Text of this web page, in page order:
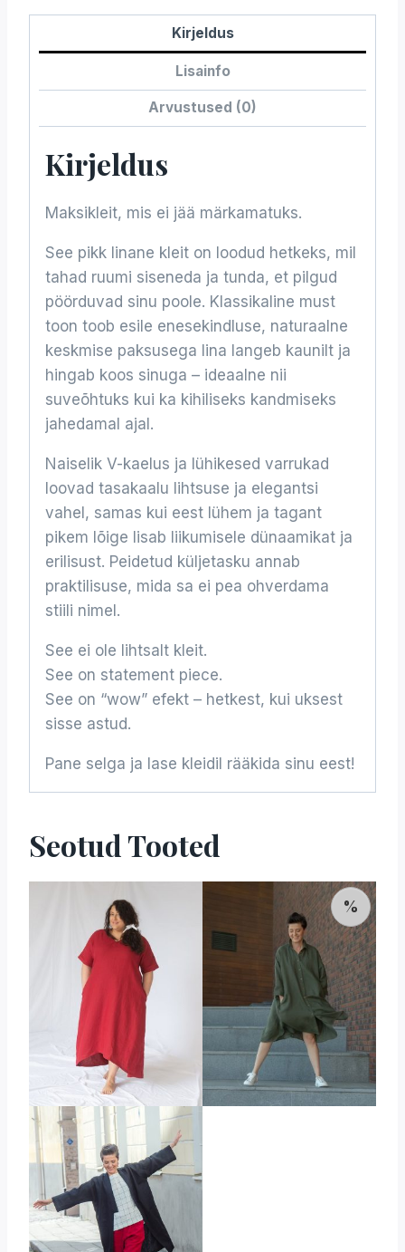
Kirjeldus
Lisainfo
Arvustused (0)
Kirjeldus
Maksikleit, mis ei jää märkamatuks.
See pikk linane kleit on loodud hetkeks, mil
tahad ruumi siseneda ja tunda, et pilgud
pöörduvad sinu poole. Klassikaline must
toon toob esile enesekindluse, naturaalne
keskmise paksusega lina langeb kaunilt ja
hingab koos sinuga – ideaalne nii
suveõhtuks kui ka kihiliseks kandmiseks
jahedamal ajal.
Naiselik V-kaelus ja lühikesed varrukad
loovad tasakaalu lihtsuse ja elegantsi
vahel, samas kui eest lühem ja tagant
pikem lõige lisab liikumisele dünaamikat ja
erilisust. Peidetud küljetasku annab
praktilisuse, mida sa ei pea ohverdama
stiili nimel.
See ei ole lihtsalt kleit.
See on statement piece.
See on “wow” efekt – hetkest, kui uksest
sisse astud.
Pane selga ja lase kleidil rääkida sinu eest!
Seotud Tooted
%